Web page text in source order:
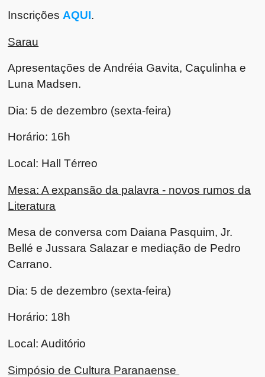
Inscrições AQUI.
Sarau
Apresentações de Andréia Gavita, Caçulinha e
Luna Madsen.
Dia: 5 de dezembro (sexta-feira)
Horário: 16h
Local: Hall Térreo
Mesa: A expansão da palavra - novos rumos da
Literatura
Mesa de conversa com Daiana Pasquim, Jr.
Bellé e Jussara Salazar e mediação de Pedro
Carrano.
Dia: 5 de dezembro (sexta-feira)
Horário: 18h
Local: Auditório
Simpósio de Cultura Paranaense